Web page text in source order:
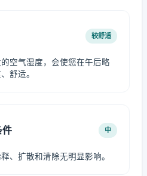
较舒适
空气湿度，会使您在午后略
舒适。
件 中
、扩散和清除无明显影响。